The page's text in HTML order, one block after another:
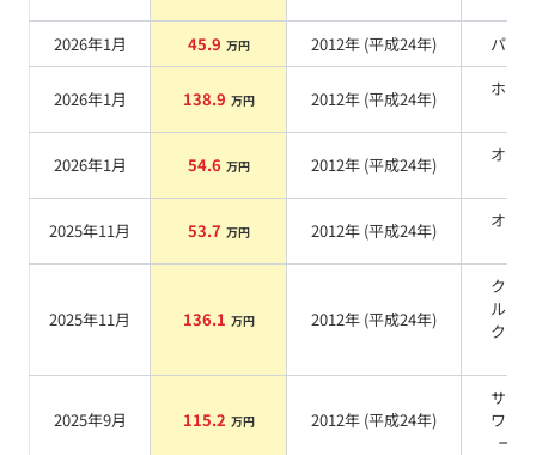
2026年1月
45.9 万円 2012年 (平成24年) パール
2026年1月 138.9 万円 2012年 (平成24年)
ホワ
2026年1月 54.6 万円 2012年 (平成24年)
オレ
2025年11月 53.7 万円 2012年 (平成24年)
オレ
2025年11月 136.1 万円 2012年 (平成24年)
クリ
ルブ
クシ
2025年9月 115.2 万円 2012年 (平成24年)
サテ
ワイ
ール